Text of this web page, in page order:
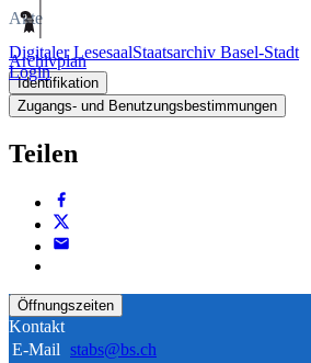
Digitaler LesesaalStaatsarchiv Basel-Stadt
Login
Akte
Archivplan
Identifikation
Zugangs- und Benutzungsbestimmungen
Teilen
Öffnungszeiten
Kontakt
E-Mail stabs@bs.ch